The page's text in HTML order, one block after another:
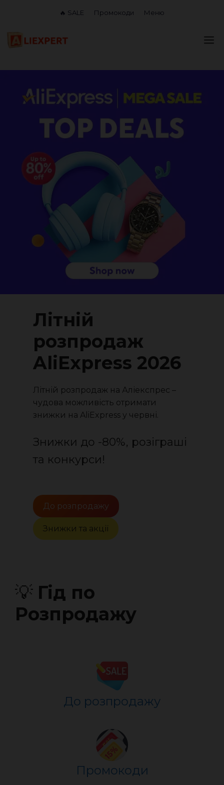
вмісту
🔥 SALE Промокоди Меню
Літній
розпродаж
AliExpress 2026
Літній розпродаж на Аліекспрес –
чудова можливість отримати
знижки на AliExpress у червні.
Знижки до -80%, розіграші
та конкурси!
До розпродажу
Знижки та акції
💡 Гід по
Розпродажу
До розпродажу
Промокоди